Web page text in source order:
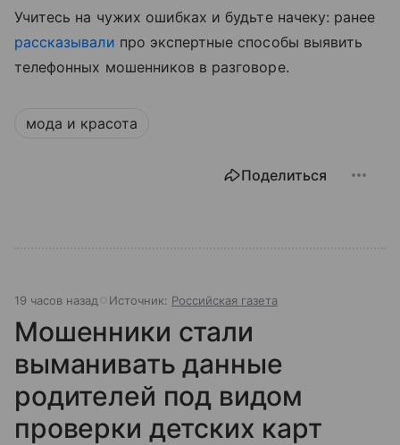
Учитесь на чужих ошибках и будьте начеку: ранее
рассказывали про экспертные способы выявить
телефонных мошенников в разговоре.
мода и красота
Поделиться
19 часов назад Источник: Российская газета
Мошенники стали
выманивать данные
родителей под видом
проверки детских карт